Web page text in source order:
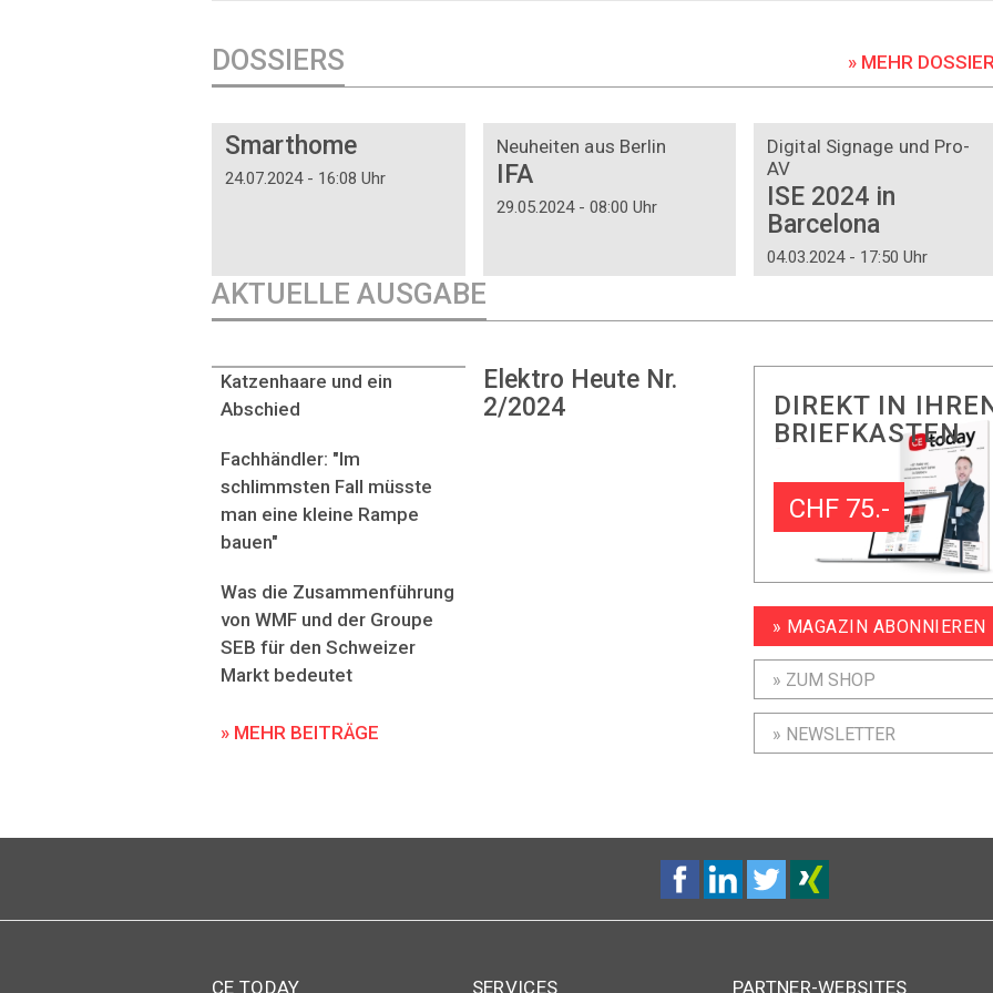
DOSSIERS » MEHR
Smarthome
24.07.2024 - 16:08 Uhr
Neuheiten aus Berlin
IFA
29.05.2024 - 08:00 Uhr
Digital Signage und Pro-
AV
ISE 2024 in
Barcelona
04.03.2024 - 17:50 Uhr
AKTUELLE AUSGABE
Elektro Heute Nr.
2/2024
Katzenhaare und ein
Abschied
Fachhändler: "Im
schlimmsten Fall müsste
man eine kleine Rampe
bauen"
Was die Zusammenführung
von WMF und der Groupe
SEB für den Schweizer
Markt bedeutet
» MEHR BEITRÄGE
DIREKT IN
BRIEFKASTEN
CHF 75.-
» MAGAZIN ABONNIEREN
» ZUM SHOP
» NEWSLETTER
CE TODAY SERVICES PARTNER-WEBSITES